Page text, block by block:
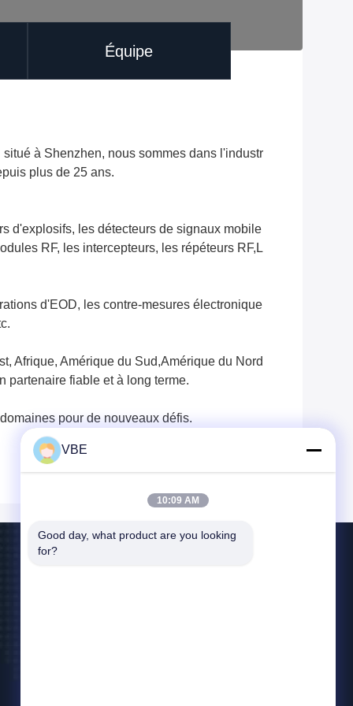
Équipe
situé à Shenzhen, nous sommes dans l'industr
plus de 25 ans.
d'explosifs, les détecteurs de signaux mobile
RF, les intercepteurs, les répéteurs RF,L
d'EOD, les contre-mesures électronique
Afrique, Amérique du Sud,Amérique du Nord
partenaire fiable et à long terme.
pour de nouveaux défis.
VBE
10:09 AM
Good day, what product are you looking
for?